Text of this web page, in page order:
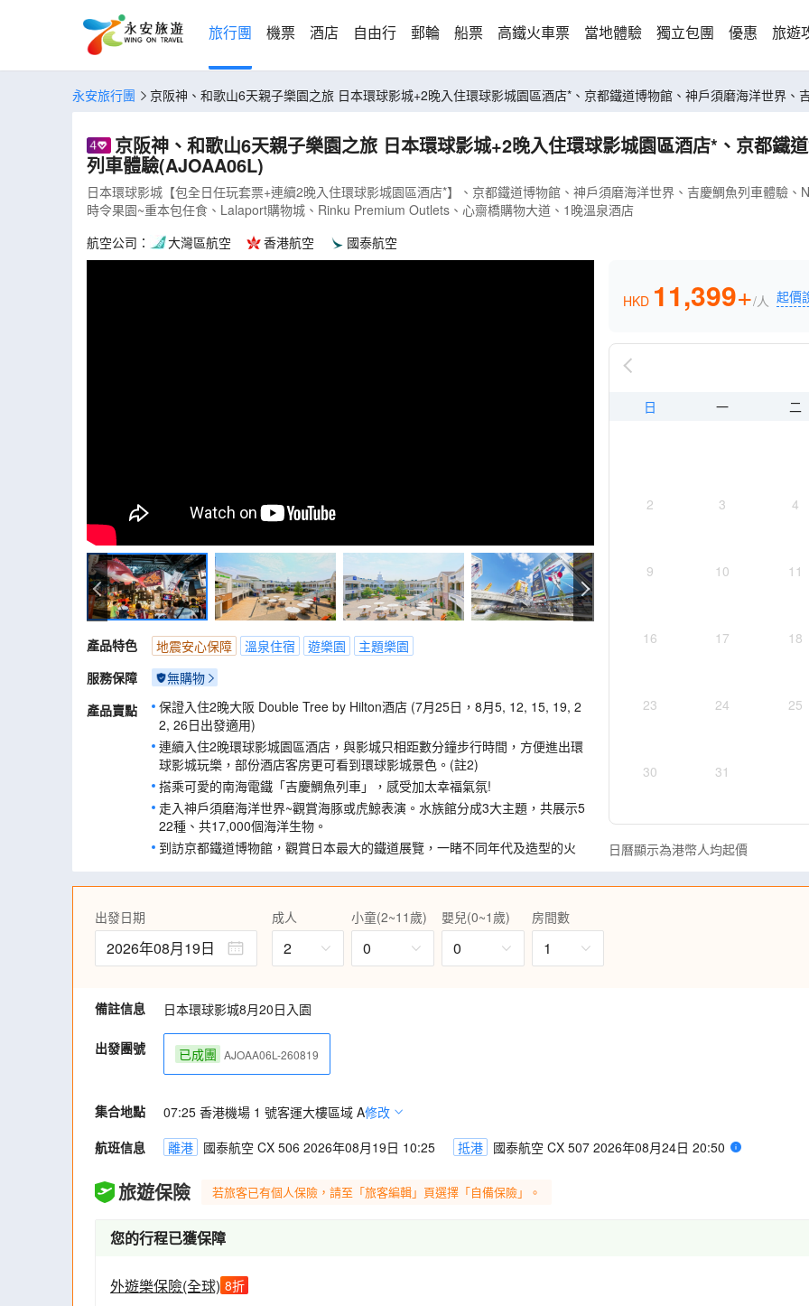
旅行團 機票 酒店 自由行 郵輪 船票 高鐵火車票 當地體驗 獨立包團 優惠 旅遊
永安旅行團 京阪神、和歌山6天親子樂園之旅 日本環球影城+2晚入住環球影城園區酒店*、京都鐵道博物館、神戶須磨海
京阪神、和歌山6天親子樂園之旅 日本環球影城+2晚入住環球影城園區酒店*、京都鐵道博物館、神戶須磨海洋世界、吉慶鯛魚
列車體驗(AJOAA06L)
日本環球影城【包全日任玩套票+連續2晚入住環球影城園區酒店*】、京都鐵道博物館、神戶須磨海洋世界、吉慶鯛魚列車體驗
時令果園~重本包任食、Lalaport購物城、Rinku Premium Outlets、心齋橋購物大道、1晚溫泉酒店
航空公司：
大灣區航空 香港航空 國泰航空
產品特色 地震安心保障 溫泉住宿 遊樂園
主題樂園
服務保障
無購物
產品賣點
保證入住2晚大阪 Double Tree by Hilton酒店 (7月25日，8月5, 12, 15, 19, 2
2, 26日出發適用)
連續入住2晚環球影城園區酒店，與影城只相距數分鐘步行時間，方便進出環
球影城玩樂，部份酒店客房更可看到環球影城景色。(註2)
搭乘可愛的南海電鐵「吉慶鯛魚列車」，感受加太幸福氣氛!
走入神戶須磨海洋世界~觀賞海豚或虎鯨表演。水族館分成3大主題，共展示5
22種、共17,000個海洋生物。
到訪京都鐵道博物館，觀賞日本最大的鐵道展覽，一睹不同年代及造型的火
於2025年全新開幕的Noah Dolphin Dome，近距離觀賞訓練員與海豚互動，
遊走白崎海洋公園展望台，打卡「日本愛琴海」及「日本海濱百選」的靚
景，白色石灰岩與蔚藍的太平洋無敵海景形成完美的顏色對比!
HKD 11,399+/人 起價
日 一 二
2 3 4
9 10 11
16 17 18
23 24 25
30 31
日曆顯示為港幣人均起價
出發日期
2026年08月19日
成人
2
小童(2~11歲)
0
嬰兒(0~1歲)
0
房間數
1
備註信息 日本環球影城8月20日入園
出發團號 已成團 AJOAA06L-260819
集合地點 07:25 香港機場 1 號客運大樓區域 A修改
航班信息
離港 國泰航空 CX 506 2026年08月19日 10:25 抵港 國泰航空 CX 507 2026年08月24日 20:50
旅遊保險 若旅客已有個人保險，請至「旅客編輯」頁選擇「自備保險」。
您的行程已獲保障
外遊樂保險(全球) 8折